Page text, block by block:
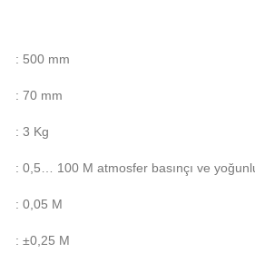
: 500 mm
: 70 mm
: 3 Kg
: 0,5… 100 M atmosfer basınçı ve
: 0,05 M
: ±0,25 M